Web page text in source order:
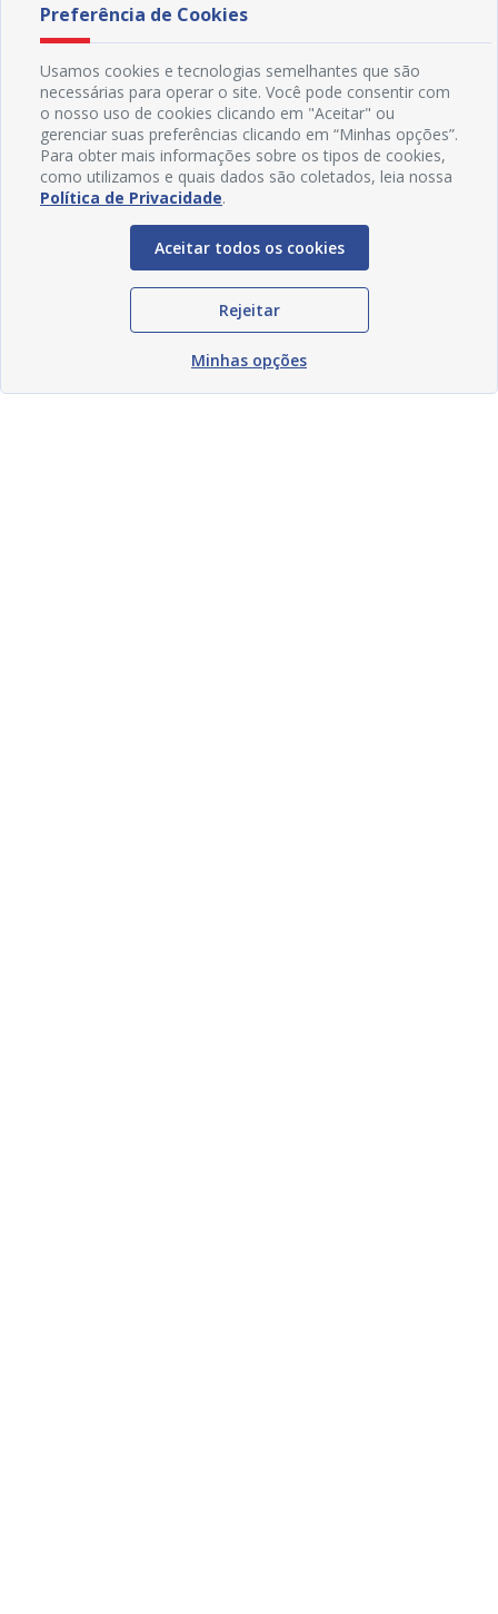
Preferência de Cookies
Usamos cookies e tecnologias semelhantes que são
necessárias para operar o site. Você pode consentir com
o nosso uso de cookies clicando em "Aceitar" ou
gerenciar suas preferências clicando em “Minhas opções”.
Para obter mais informações sobre os tipos de cookies,
como utilizamos e quais dados são coletados, leia nossa
Política de Privacidade.
Aceitar todos os cookies
Rejeitar
Minhas opções